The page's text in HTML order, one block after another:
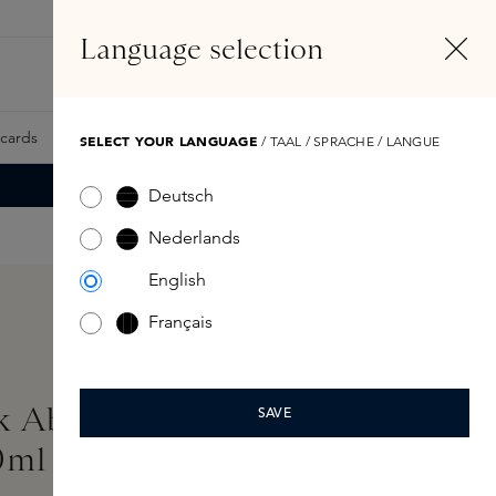
Samples Skins Exclusives Skins Boxen
Absolu Extrait de
Language selection
SELECT YOUR LANGUAGE / TAAL / SPRACHE / LANGUE
Deutsch
Nederlands
English
Français
SAVE